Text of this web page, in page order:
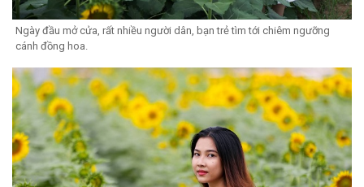
Ngày đầu mở cửa, rất nhiều người dân, bạn trẻ tìm tới chiêm ngưỡng
cánh đồng hoa.